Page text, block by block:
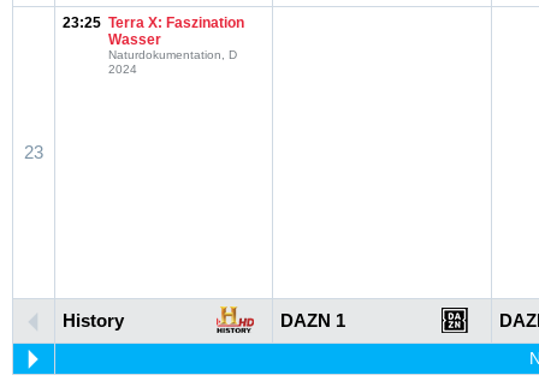
23
23:25 Terra X: Faszination
Wasser
Naturdokumentation, D
2024
History DAZN 1